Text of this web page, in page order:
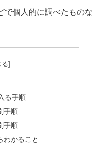
で個人的に調べたものな
る手順
手順
手順
わかること